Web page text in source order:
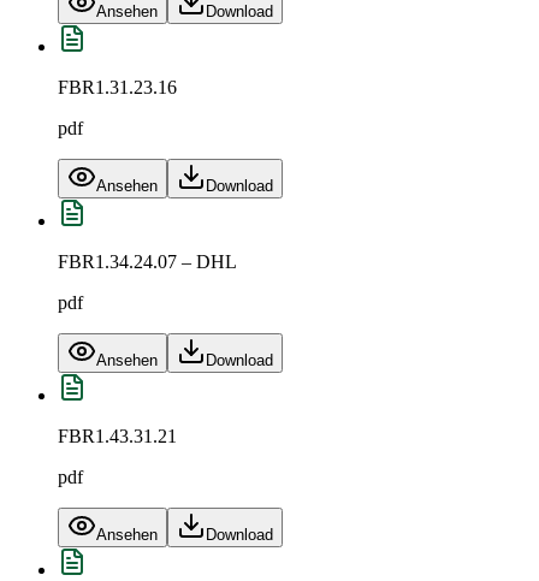
Ansehen Download
FBR1.31.23.16
pdf
Ansehen Download
FBR1.34.24.07 – DHL
pdf
Ansehen Download
FBR1.43.31.21
pdf
Ansehen Download